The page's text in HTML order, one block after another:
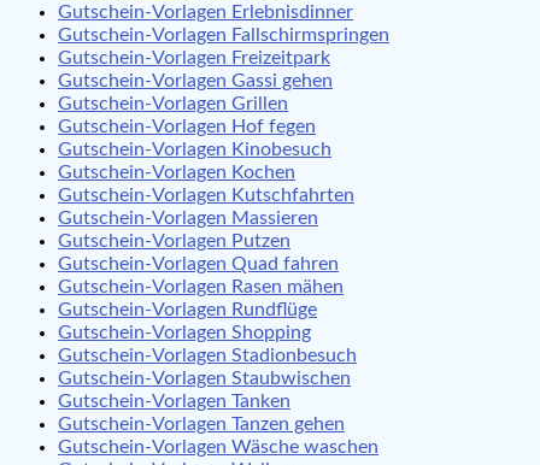
Gutschein-Vorlagen Erlebnisdinner
Gutschein-Vorlagen Fallschirmspringen
Gutschein-Vorlagen Freizeitpark
Gutschein-Vorlagen Gassi gehen
Gutschein-Vorlagen Grillen
Gutschein-Vorlagen Hof fegen
Gutschein-Vorlagen Kinobesuch
Gutschein-Vorlagen Kochen
Gutschein-Vorlagen Kutschfahrten
Gutschein-Vorlagen Massieren
Gutschein-Vorlagen Putzen
Gutschein-Vorlagen Quad fahren
Gutschein-Vorlagen Rasen mähen
Gutschein-Vorlagen Rundflüge
Gutschein-Vorlagen Shopping
Gutschein-Vorlagen Stadionbesuch
Gutschein-Vorlagen Staubwischen
Gutschein-Vorlagen Tanken
Gutschein-Vorlagen Tanzen gehen
Gutschein-Vorlagen Wäsche waschen